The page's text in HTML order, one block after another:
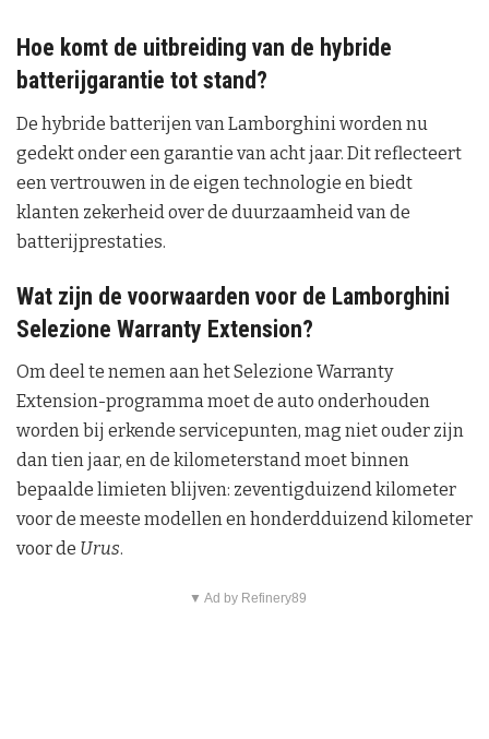
Hoe komt de uitbreiding van de hybride
batterijgarantie tot stand?
De hybride batterijen van Lamborghini worden nu
gedekt onder een garantie van acht jaar. Dit reflecteert
een vertrouwen in de eigen technologie en biedt
klanten zekerheid over de duurzaamheid van de
batterijprestaties.
Wat zijn de voorwaarden voor de Lamborghini
Selezione Warranty Extension?
Om deel te nemen aan het Selezione Warranty
Extension-programma moet de auto onderhouden
worden bij erkende servicepunten, mag niet ouder zijn
dan tien jaar, en de kilometerstand moet binnen
bepaalde limieten blijven: zeventigduizend kilometer
voor de meeste modellen en honderdduizend kilometer
voor de Urus.
▼ Ad by Refinery89